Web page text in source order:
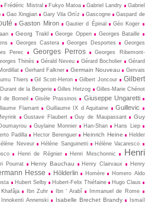
Frédéric Mistral Fukyo Matoa Gabriel Landry
Gabriel
Gao Xingjian Gary Vila Ortíz Gascogne
Gaspard de
Gaston Miron Gautier d Épinal Géo Koger
Georg Trakl George Oppen
Georges Bataille
Georges Castera Georges Desportes
Georges
Perec Georges Perros
Georges Ribemont-
Thinès Gérald Neveu Gérard Bocholier
Gérard
Gerhard Falkner Germain Nouveau
Gervais
Thiers Gil Scott-Heron Gilbert Joncour
Gilbert
de la Bergerie Gilles Hetzog
Gilles-Marie Chénot
de Borneil Gisèle Prassinos Giuseppe Ungaretti
Flamant Guillaume IX d Aquitaine Guillevic
Gustave Flaubert Guy de Maupassant
Guy
Guylaine Monnier Han-Shan
Hans Liep
Padilla Hector Berenguer Heinrich Heine
Helder
Neveur Hélène Sanguinetti
Hélène Vacaresco
Henri de Régnier Henri Meschonnic
Henri
Pourrat Henry Bauchau Henry Clairvaux
Henry
Hesse Hölderlin Homère
Homero Aldo
Hubert Selby Hubert-Felix Thiéfaine
Hugo Claus
Khafâja Ibn Zuhr Ibn ‘ Arabî
Immanuel de Rome
Innokenti Annenski Isabelle Brechet Brandy
Ismaïl